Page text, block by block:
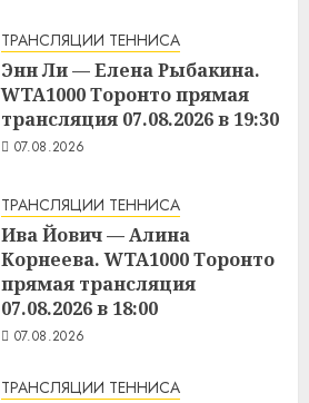
ТРАНСЛЯЦИИ ТЕННИСА
Энн Ли — Елена Рыбакина.
WTA1000 Торонто прямая
трансляция 07.08.2026 в 19:30
07.08.2026
ТРАНСЛЯЦИИ ТЕННИСА
Ива Йович — Алина
Корнеева. WTA1000 Торонто
прямая трансляция
07.08.2026 в 18:00
07.08.2026
ТРАНСЛЯЦИИ ТЕННИСА